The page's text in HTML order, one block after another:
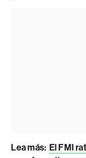
Lea más: El FMI